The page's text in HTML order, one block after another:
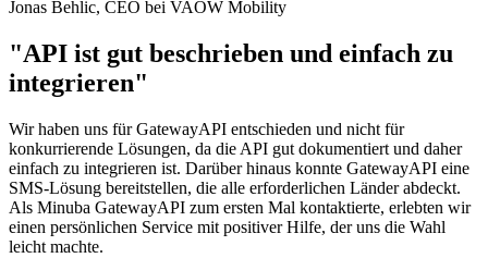
Jonas Behlic, CEO bei VAOW Mobility
"API ist gut beschrieben und einfach zu
integrieren"
Wir haben uns für GatewayAPI entschieden und nicht für
konkurrierende Lösungen, da die API gut dokumentiert und daher
einfach zu integrieren ist. Darüber hinaus konnte GatewayAPI eine
SMS-Lösung bereitstellen, die alle erforderlichen Länder abdeckt.
Als Minuba GatewayAPI zum ersten Mal kontaktierte, erlebten wir
einen persönlichen Service mit positiver Hilfe, der uns die Wahl
leicht machte.